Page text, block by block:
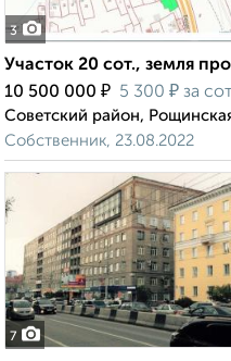
3
Участок 20 сот., земля
10 500 000 ₽ 5 300 ₽ за
Советский район,
Собственник, 23.08.2022
7